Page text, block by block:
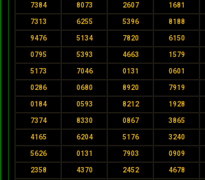
7384 8073 2607 1681
7313 6255 5396 8188
9476 5134 7820 6150
0795 5393 4663 1579
5173 7046 0131 0601
0286 0680 8920 7919
0184 0593 8212 1928
7374 8330 0867 3865
4165 6204 5176 3240
5626 0131 7903 0909
2358 4370 2452 4678